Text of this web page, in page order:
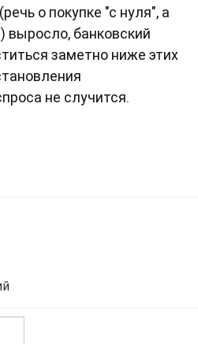
о покупке "с нуля", а
выросло, банковский
заметно ниже этих
не случится.